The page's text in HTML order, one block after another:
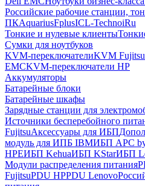
Российские рабочие станции,
ПКAquariusFplusICL-TechnoiRu
Тонкие и нулевые клиенты
Сумки для ноутбуков
KVM-переключателиKVM Fujitsu
EMCKVM-переключатели HP
Аккумуляторы
Батарейные блоки
Батарейные шкафы
Зарядные станции для
Источники бесперебойного
FujitsuАксессуары для ИБП
модуль для ИПБ IBMИБП APC by
HPEИБП KehuaИБП KStarИБП
Модули распределения питания
FujitsuPDU HPPDU Lenovo